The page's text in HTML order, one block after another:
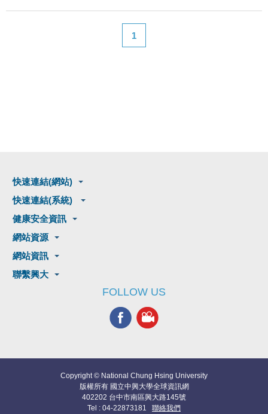
1
快速連結(網站)
快速連結(系統)
健康安全資訊
網站資源
網站資訊
聯繫興大
FOLLOW US
Copyright © National Chung Hsing University
版權所有 國立中興大學全球資訊網
402202 台中市南區興大路145號
Tel : 04-22873181 聯絡我們